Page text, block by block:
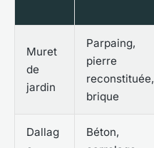
Muret
de
jardin
Parpaing,
pierre
reconstituée,
brique
Dallag
Béton,